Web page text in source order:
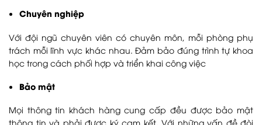
Chuyên nghiệp
Với đội ngũ chuyên viên có chuyên môn, mỗi phòng phụ
trách mỗi lĩnh vực khác nhau. Đảm bảo đúng trình tự khoa
học trong cách phối hợp và triển khai công việc
Bảo mật
Mọi thông tin khách hàng cung cấp đều được bảo mật
thông tin và phải được ký cam kết. Với những vấn đề đòi